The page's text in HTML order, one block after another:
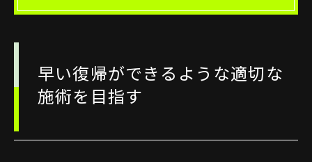
早い復帰ができるような適切な
施術を目指す